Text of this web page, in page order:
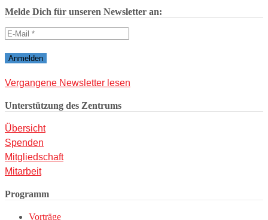
Melde Dich für unseren Newsletter an:
Vergangene Newsletter lesen
Unterstützung des Zentrums
Übersicht
Spenden
Mitgliedschaft
Mitarbeit
Programm
Vorträge